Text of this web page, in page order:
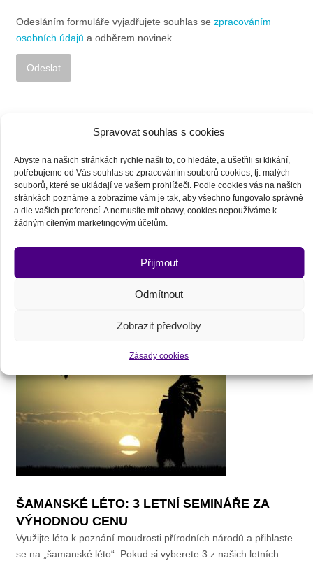
Spravovat souhlas s cookies
Abyste na našich stránkách rychle našli to, co hledáte, a ušetřili si klikání,
potřebujeme od Vás souhlas se zpracováním souborů cookies, tj. malých
souborů, které se ukládají ve vašem prohlížeči. Podle cookies vás na našich
stránkách poznáme a zobrazíme vám je tak, aby všechno fungovalo správně
a dle vašich preferencí. A nemusíte mít obavy, cookies nepoužíváme k
žádným cíleným marketingovým účelům.
Přijmout
Odmítnout
Zobrazit předvolby
Zásady cookies
Odesláním formuláře vyjadřujete souhlas se zpracováním
osobních údajů a odběrem novinek.
Zastáváme názor, že moudrost přírodních národů má být
dostupná každému. Pokud máte zájem o seminář, ale v účasti
vám brání špatná finanční situace, neváhejte nám napsat o
slevu.
ŠAMANSKÉ LÉTO: 3 LETNÍ SEMINÁŘE ZA
VÝHODNOU CENU
Využijte léto k poznání moudrosti přírodních národů a přihlaste
se na „šamanské léto“. Pokud si vyberete 3 z našich letních